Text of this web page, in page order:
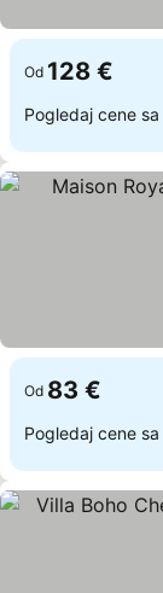
Od 128 €
Pogledaj cene sa
Od 83 €
Pogledaj cene sa